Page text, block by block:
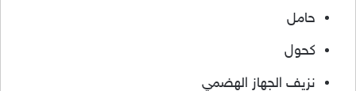
حامل
كحول
نزيف الجهاز الهضمي